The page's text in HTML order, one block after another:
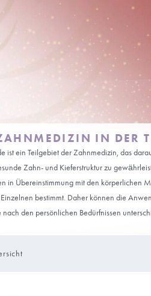
ist ein Teilgebiet der
und gesunde Zahn- und